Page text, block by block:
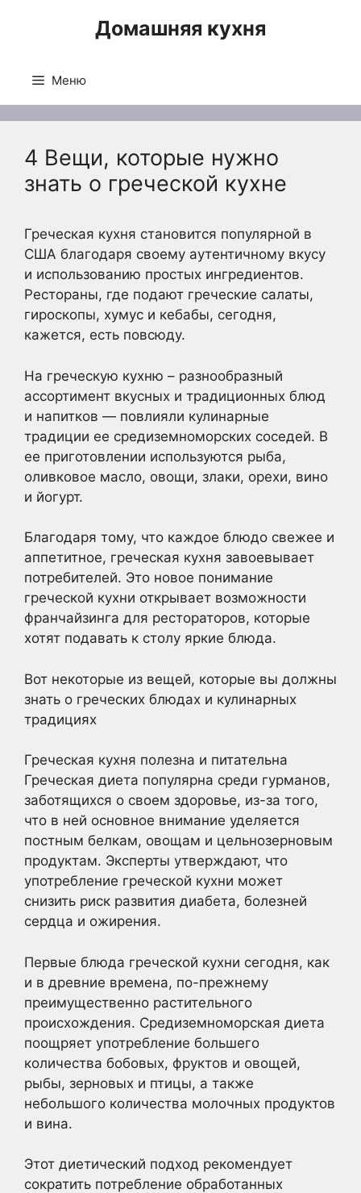
Домашняя кухня
Меню
4 Вещи, которые нужно
знать о греческой кухне
Греческая кухня становится популярной в
США благодаря своему аутентичному вкусу
и использованию простых ингредиентов.
Рестораны, где подают греческие салаты,
гироскопы, хумус и кебабы, сегодня,
кажется, есть повсюду.
На греческую кухню – разнообразный
ассортимент вкусных и традиционных блюд
и напитков — повлияли кулинарные
традиции ее средиземноморских соседей. В
ее приготовлении используются рыба,
оливковое масло, овощи, злаки, орехи, вино
и йогурт.
Благодаря тому, что каждое блюдо свежее и
аппетитное, греческая кухня завоевывает
потребителей. Это новое понимание
греческой кухни открывает возможности
франчайзинга для рестораторов, которые
хотят подавать к столу яркие блюда.
Вот некоторые из вещей, которые вы должны
знать о греческих блюдах и кулинарных
традициях
Греческая кухня полезна и питательна
Греческая диета популярна среди гурманов,
заботящихся о своем здоровье, из-за того,
что в ней основное внимание уделяется
постным белкам, овощам и цельнозерновым
продуктам. Эксперты утверждают, что
употребление греческой кухни может
снизить риск развития диабета, болезней
сердца и ожирения.
Первые блюда греческой кухни сегодня, как
и в древние времена, по-прежнему
преимущественно растительного
происхождения. Средиземноморская диета
поощряет употребление большего
количества бобовых, фруктов и овощей,
рыбы, зерновых и птицы, а также
небольшого количества молочных продуктов
и вина.
Этот диетический подход рекомендует
сократить потребление обработанных